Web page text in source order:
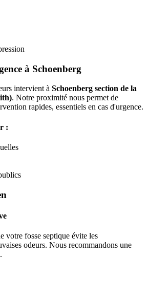
à Schoenberg
intervient à Schoenberg section de la
. Notre proximité nous permet de
rapides, essentiels en cas d'urgence.
:
votre fosse septique évite les
odeurs. Nous recommandons une